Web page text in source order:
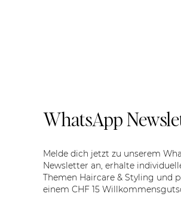
WhatsApp
Melde dich jetzt zu unserem
Newsletter an, erhalte
Themen Haircare & Styling und
einem CHF 15